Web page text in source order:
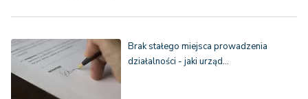
Brak stałego miejsca prowadzenia
działalności - jaki urząd…